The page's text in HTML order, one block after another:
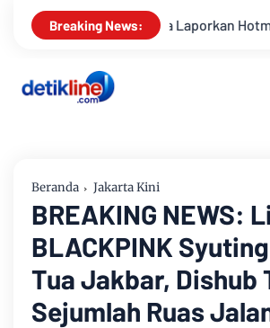
Breaking News:
Hotman Paris ke Polda Metro Jaya
Beranda Jakarta Kini
BREAKING NEWS:
BLACKPINK
Tua Jakbar, Dishub
Sejumlah Ruas